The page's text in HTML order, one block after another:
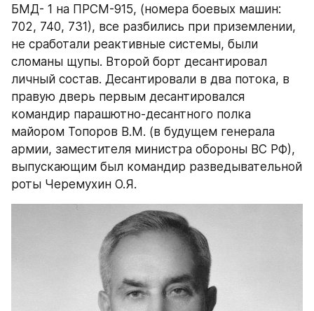
БМД- 1 на ПРСМ-915, (номера боевых машин:
702, 740, 731), все разбились при приземлении,
не сработали реактивные системы, были
сломаны щупы. Второй борт десантировал
личный состав. Десантировали в два потока, в
правую дверь первым десантировался
командир парашютно-десантного полка
майором Топоров В.М. (в будущем генерала
армии, заместителя министра обороны ВС РФ),
выпускающим был командир разведывательной
роты Черемухин О.Я.